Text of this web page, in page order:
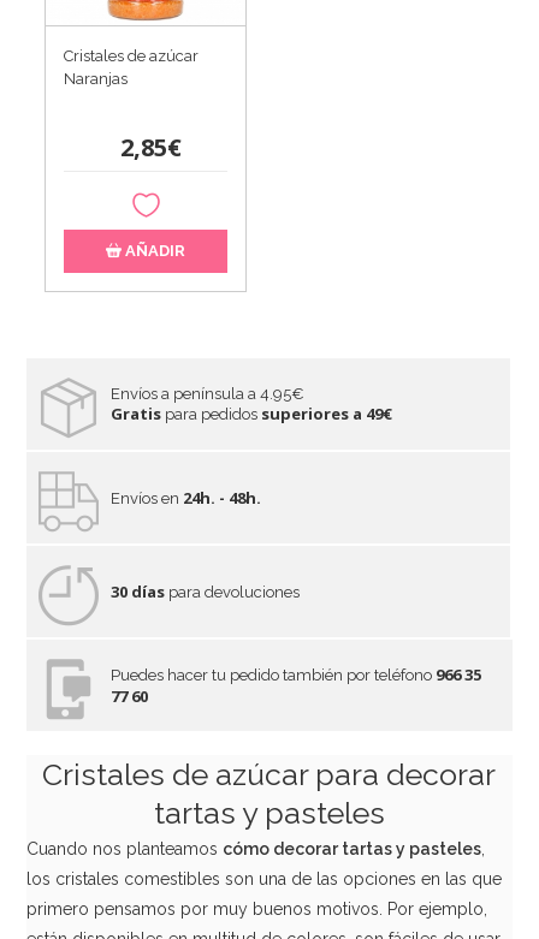
Cristales de azúcar
Naranjas
2,85€
AÑADIR
Envíos a península a 4.95€
Gratis para pedidos superiores a 49€
Envíos en 24h. - 48h.
30 días para devoluciones
Puedes hacer tu pedido también por teléfono 966 35
77 60
Cristales de azúcar para decorar
tartas y pasteles
Cuando nos planteamos cómo decorar tartas y pasteles
los cristales comestibles son una de las opciones en las que
primero pensamos por muy buenos motivos. Por ejemplo,